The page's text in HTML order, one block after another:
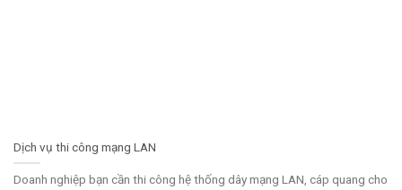
Dịch vụ thi công mạng LAN
Doanh nghiệp bạn cần thi công hệ thống dây mạng LAN, cáp quang cho